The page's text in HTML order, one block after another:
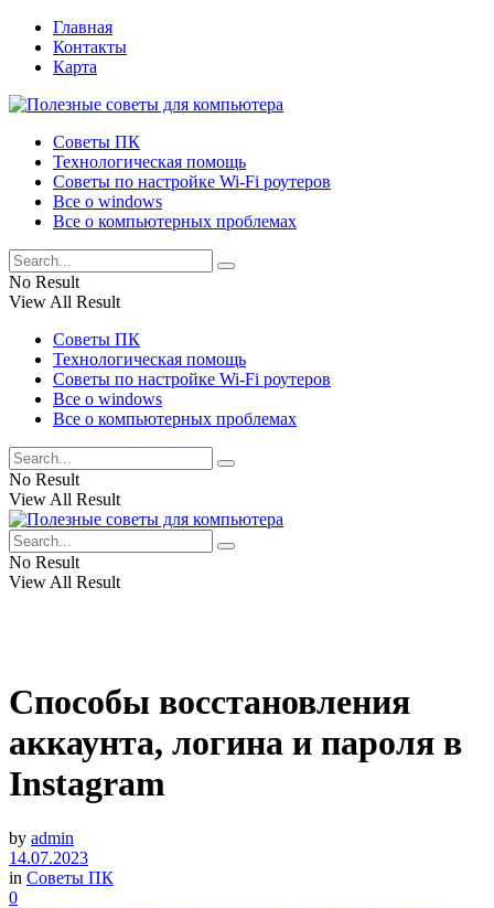
Главная
Контакты
Карта
Советы ПК
Технологическая помощь
Советы по настройке Wi-Fi роутеров
Все о windows
Все о компьютерных проблемах
No Result
View All Result
Советы ПК
Технологическая помощь
Советы по настройке Wi-Fi роутеров
Все о windows
Все о компьютерных проблемах
No Result
View All Result
No Result
View All Result
Способы восстановления
аккаунта, логина и пароля в
Instagram
by admin
14.07.2023
in Советы ПК
0